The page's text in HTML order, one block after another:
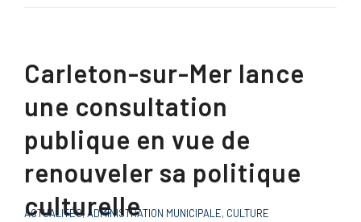
Carleton-sur-Mer lance
une consultation
publique en vue de
renouveler sa politique
culturelle
ACTUALITÉS,ADMINISTRATION MUNICIPALE, CULTURE